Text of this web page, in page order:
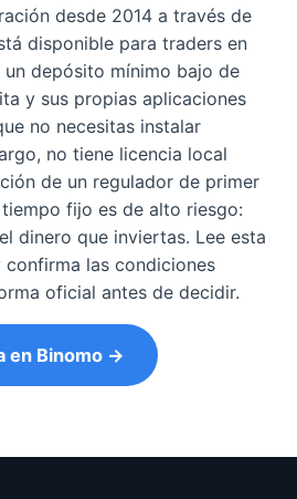
desde 2014 a través de
disponible para traders en
depósito mínimo bajo de
y sus propias aplicaciones
no necesitas instalar
no tiene licencia local
de un regulador de primer
fijo es de alto riesgo:
dinero que inviertas. Lee esta
las condiciones
oficial antes de decidir.
en Binomo →